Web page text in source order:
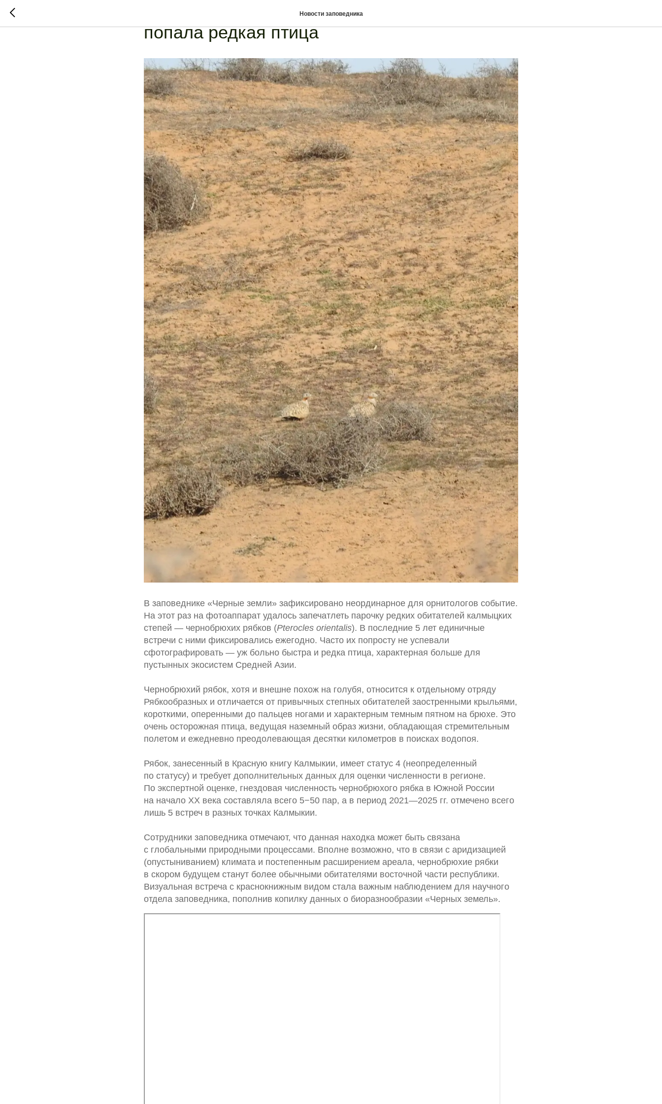
Новости заповедника
В заповеднике «Черные земли» в объектив
попала редкая птица
В заповеднике «Черные земли» зафиксировано неординарное для орнитологов событие.
На этот раз на фотоаппарат удалось запечатлеть парочку редких обитателей калмыцких
степей — чернобрюхих рябков (Pterocles orientalis). В последние 5 лет единичные
встречи с ними фиксировались ежегодно. Часто их попросту не успевали
сфотографировать — уж больно быстра и редка птица, характерная больше для
пустынных экосистем Средней Азии.
Чернобрюхий рябок, хотя и внешне похож на голубя, относится к отдельному отряду
Рябкообразных и отличается от привычных степных обитателей заостренными крыльями,
короткими, оперенными до пальцев ногами и характерным темным пятном на брюхе. Это
очень осторожная птица, ведущая наземный образ жизни, обладающая стремительным
полетом и ежедневно преодолевающая десятки километров в поисках водопоя.
Рябок, занесенный в Красную книгу Калмыкии, имеет статус 4 (неопределенный
по статусу) и требует дополнительных данных для оценки численности в регионе.
По экспертной оценке, гнездовая численность чернобрюхого рябка в Южной России
на начало XX века составляла всего 5−50 пар, а в период 2021—2025 гг. отмечено всего
лишь 5 встреч в разных точках Калмыкии.
Сотрудники заповедника отмечают, что данная находка может быть связана
с глобальными природными процессами. Вполне возможно, что в связи с аридизацией
(опустыниванием) климата и постепенным расширением ареала, чернобрюхие рябки
в скором будущем станут более обычными обитателями восточной части республики.
Визуальная встреча с краснокнижным видом стала важным наблюдением для научного
отдела заповедника, пополнив копилку данных о биоразнообразии «Черных земель».